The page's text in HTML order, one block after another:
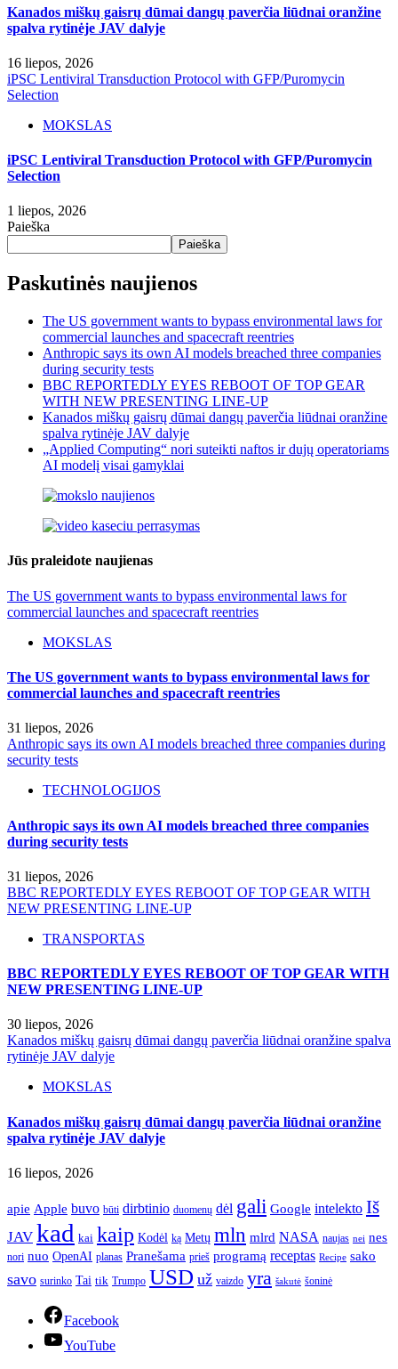
Kanados miškų gaisrų dūmai dangų paverčia liūdnai oranžine
spalva rytinėje JAV dalyje
16 liepos, 2026
iPSC Lentiviral Transduction Protocol with GFP/Puromycin
Selection
MOKSLAS
iPSC Lentiviral Transduction Protocol with GFP/Puromycin
Selection
1 liepos, 2026
Paieška
Paieška
Paskutinės naujienos
The US government wants to bypass environmental laws for
commercial launches and spacecraft reentries
Anthropic says its own AI models breached three companies
during security tests
BBC REPORTEDLY EYES REBOOT OF TOP GEAR
WITH NEW PRESENTING LINE-UP
Kanados miškų gaisrų dūmai dangų paverčia liūdnai oranžine
spalva rytinėje JAV dalyje
„Applied Computing“ nori suteikti naftos ir dujų operatoriams
AI modelį visai gamyklai
Jūs praleidote naujienas
The US government wants to bypass environmental laws for
commercial launches and spacecraft reentries
MOKSLAS
The US government wants to bypass environmental laws for
commercial launches and spacecraft reentries
31 liepos, 2026
Anthropic says its own AI models breached three companies during
security tests
TECHNOLOGIJOS
Anthropic says its own AI models breached three companies
during security tests
31 liepos, 2026
BBC REPORTEDLY EYES REBOOT OF TOP GEAR WITH
NEW PRESENTING LINE-UP
TRANSPORTAS
BBC REPORTEDLY EYES REBOOT OF TOP GEAR WITH
NEW PRESENTING LINE-UP
30 liepos, 2026
Kanados miškų gaisrų dūmai dangų paverčia liūdnai oranžine spalva
rytinėje JAV dalyje
MOKSLAS
Kanados miškų gaisrų dūmai dangų paverčia liūdnai oranžine
spalva rytinėje JAV dalyje
16 liepos, 2026
apie Apple buvo būti dirbtinio duomenų dėl gali Google intelekto Iš
JAV kad kai kaip Kodėl ką Metų mln mlrd NASA naujas nei nes
nori nuo OpenAI planas Pranešama prieš programą receptas Recipe sako
savo surinko Tai tik Trumpo USD už vaizdo yra šakutė šoninė
Facebook
YouTube